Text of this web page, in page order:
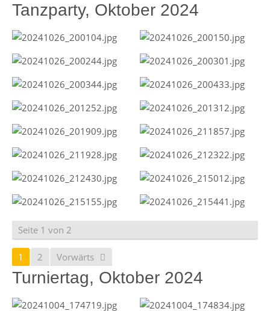
Tanzparty, Oktober 2024
Seite 1 von 2
1 2 Vorwärts
Turniertag, Oktober 2024